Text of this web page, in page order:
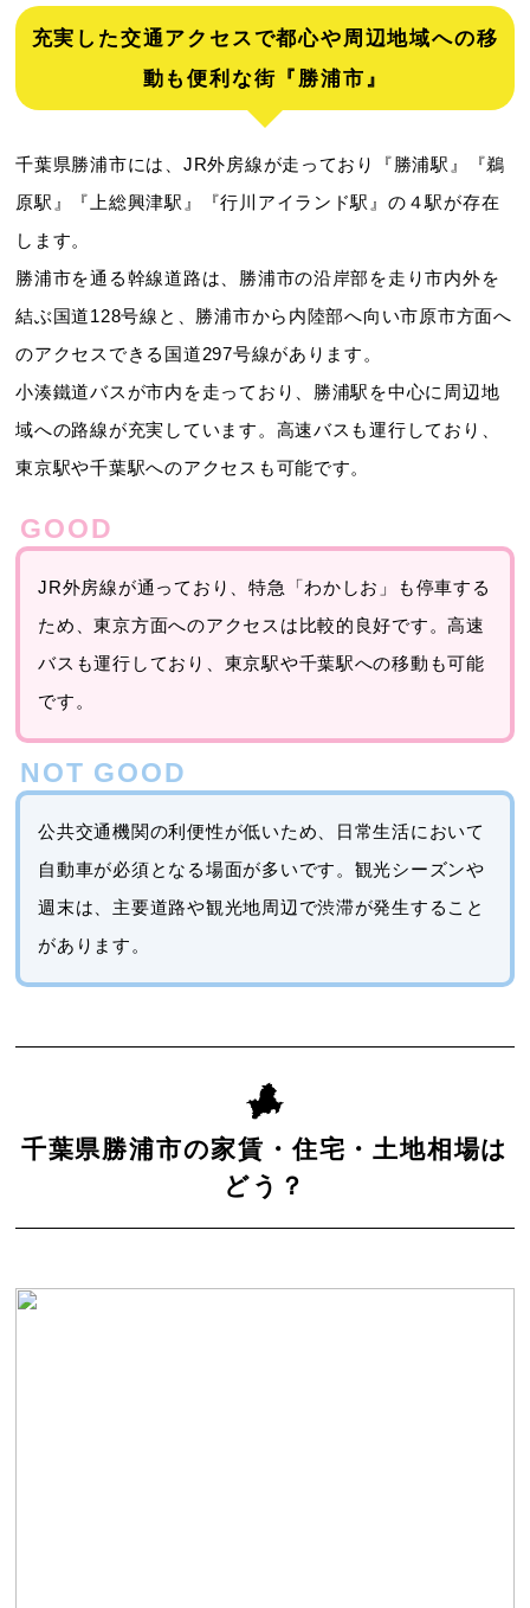
充実した交通アクセスで都心や周辺地域への移
動も便利な街『勝浦市』
千葉県勝浦市には、JR外房線が走っており『勝浦駅』『鵜
原駅』『上総興津駅』『行川アイランド駅』の４駅が存在
します。
勝浦市を通る幹線道路は、勝浦市の沿岸部を走り市内外を
結ぶ国道128号線と、勝浦市から内陸部へ向い市原市方面へ
のアクセスできる国道297号線があります。
小湊鐵道バスが市内を走っており、勝浦駅を中心に周辺地
域への路線が充実しています。高速バスも運行しており、
東京駅や千葉駅へのアクセスも可能です。
JR外房線が通っており、特急「わかしお」も停車する
ため、東京方面へのアクセスは比較的良好です。高速
バスも運行しており、東京駅や千葉駅への移動も可能
です。
公共交通機関の利便性が低いため、日常生活において
自動車が必須となる場面が多いです。観光シーズンや
週末は、主要道路や観光地周辺で渋滞が発生すること
があります。
千葉県勝浦市の家賃・住宅・土地相場は
どう？